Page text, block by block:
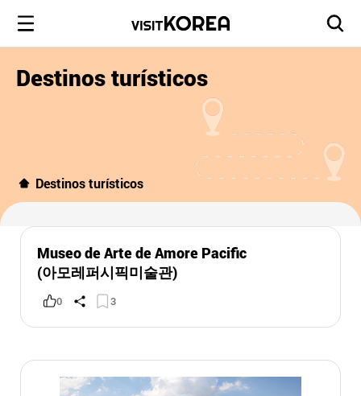
Destinos turísticos
Destinos turísticos
Museo de Arte de Amore Pacific
(아모레퍼시픽미술관)
0 3